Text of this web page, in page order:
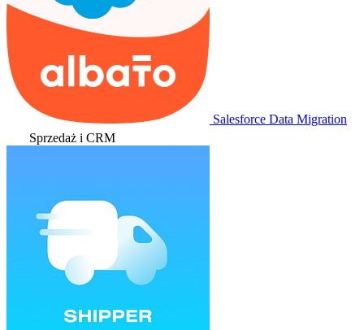
Salesforce Data Migration
Sprzedaż i CRM